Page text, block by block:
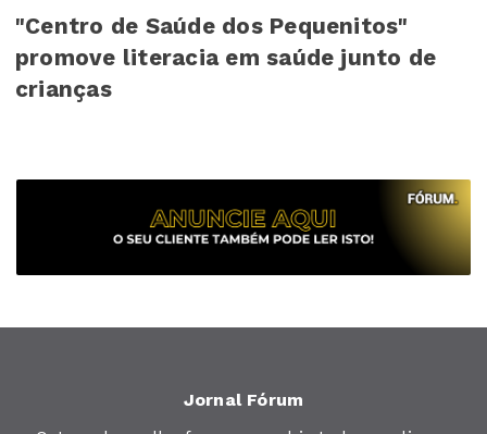
"Centro de Saúde dos Pequenitos"
promove literacia em saúde junto de
crianças
Jornal Fórum